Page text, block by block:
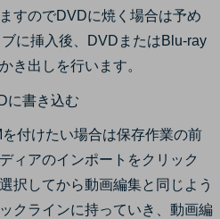
すのでDVDに焼く場合は予め
に挿入後、DVDまたはBlu-ray
き出しを行います。
付けたい場合は保存作業の前
ィアのインポートをクリック
択してから動画編集と同じよう
クラインに持っていき、動画編